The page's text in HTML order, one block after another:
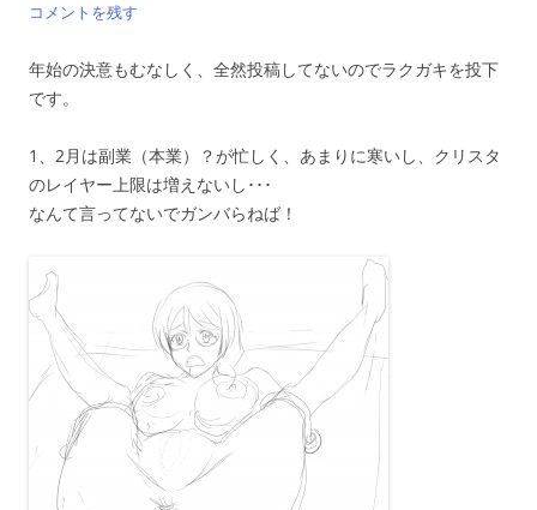
コメントを残す
年始の決意もむなしく、全然投稿してないのでラクガキを投下
です。
1、2月は副業（本業）？が忙しく、あまりに寒いし、クリスタ
のレイヤー上限は増えないし･･･
なんて言ってないでガンバらねば！